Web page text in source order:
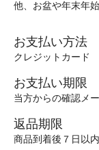
他、お盆や年末年
お支払い方法
クレジットカード
お支払い期限
当方からの確認メ
返品期限
商品到着後７日以